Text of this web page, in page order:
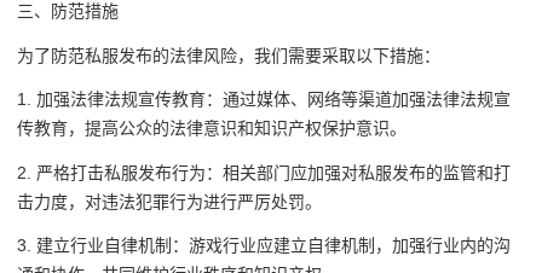
三、防范措施
为了防范私服发布的法律风险，我们需要采取以下措施：
1. 加强法律法规宣传教育：通过媒体、网络等渠道加强法律法规宣
传教育，提高公众的法律意识和知识产权保护意识。
2. 严格打击私服发布行为：相关部门应加强对私服发布的监管和打
击力度，对违法犯罪行为进行严厉处罚。
3. 建立行业自律机制：游戏行业应建立自律机制，加强行业内的沟